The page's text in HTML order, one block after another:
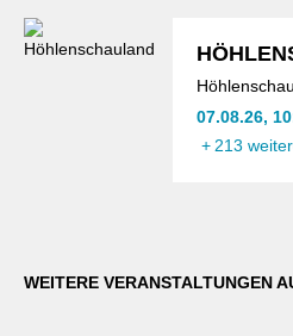
07.08.26,
+ 213
WEITERE VERANSTALTUNGEN